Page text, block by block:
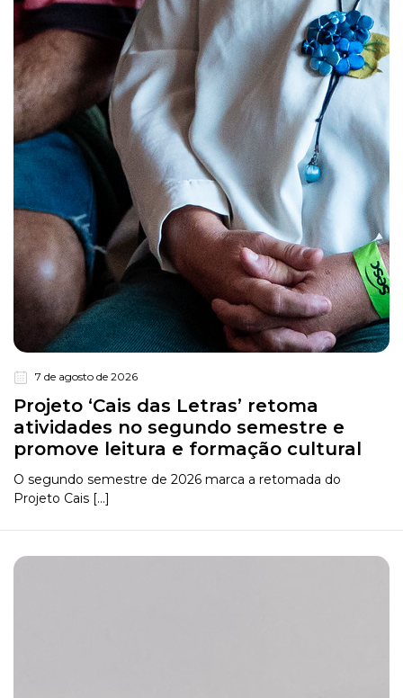
7 de agosto de 2026
Projeto ‘Cais das Letras’ retoma
atividades no segundo semestre e
promove leitura e formação cultural
O segundo semestre de 2026 marca a retomada do
Projeto Cais [...]